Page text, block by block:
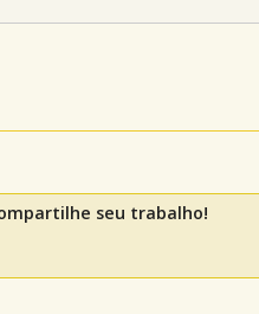
seu trabalho!